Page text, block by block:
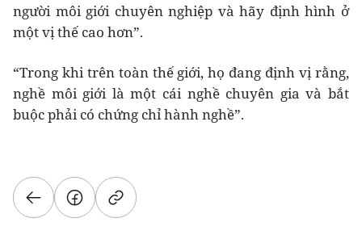
người môi giới chuyên nghiệp và hãy định hình ở
một vị thế cao hơn”.
“Trong khi trên toàn thế giới, họ đang định vị rằng,
nghề môi giới là một cái nghề chuyên gia và bắt
buộc phải có chứng chỉ hành nghề”.